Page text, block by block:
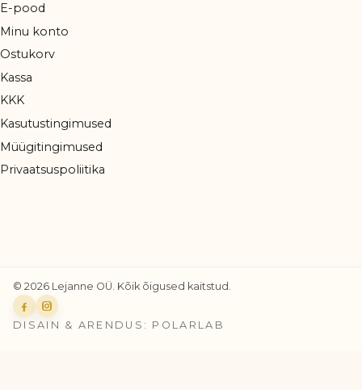
E-pood
Minu konto
Ostukorv
Kassa
KKK
Kasutustingimused
Müügitingimused
Privaatsuspoliitika
© 2026 Lejanne OÜ. Kõik õigused kaitstud.
Facebook
Instagram
DISAIN & ARENDUS: POLARLAB